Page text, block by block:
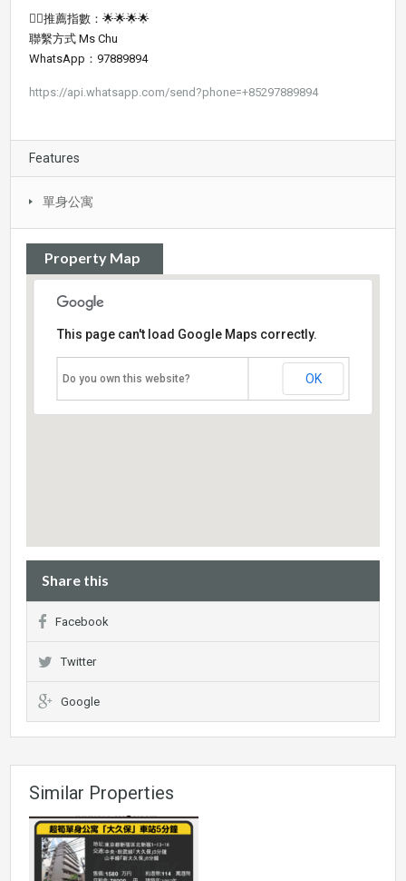
👍🏻推薦指數：🌟🌟🌟🌟
聯繫方式 Ms Chu
WhatsApp：97889894
https://api.whatsapp.com/send?phone=+85297889894
Features
單身公寓
Property Map
This page can't load Google Maps correctly.
Do you own this website? OK
Share this
Facebook
Twitter
Google
Similar Properties